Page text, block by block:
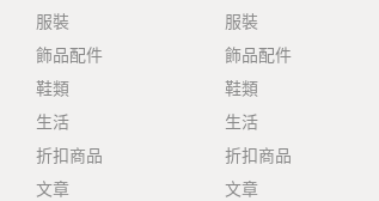
服裝
飾品配件
鞋類
生活
折扣商品
文章
服裝
飾品配件
鞋類
生活
折扣商品
文章